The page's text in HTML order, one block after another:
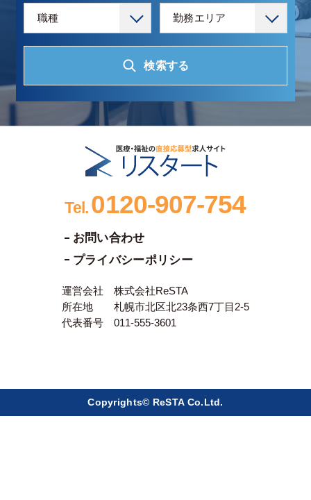
職種 勤務エリア
検索する
Tel.0120-907-754
お問い合わせ
プライバシーポリシー
運営会社 株式会社ReSTA
所在地 札幌市北区北23条西7丁目2-5
代表番号 011-555-3601
Copyrights© ReSTA Co.Ltd.